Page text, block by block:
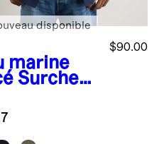
marine
Surchem
et laine
$90.00
disponible